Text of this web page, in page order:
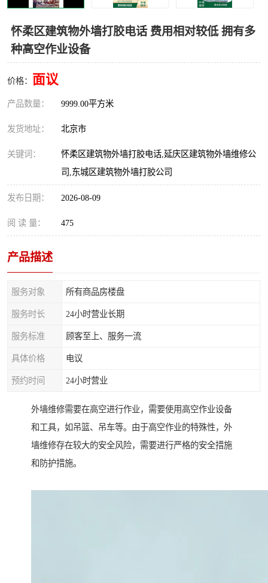
怀柔区建筑物外墙打胶电话 费用相对较低 拥有多
种高空作业设备
价格： 面议
产品数量： 9999.00平方米
发货地址： 北京市
关键词：
怀柔区建筑物外墙打胶电话,延庆区建筑物外墙维修公
司,东城区建筑物外墙打胶公司
发布日期： 2026-08-09
阅 读 量： 475
产品描述
服务对象 所有商品房楼盘
服务时长 24小时营业长期
服务标准 顾客至上、服务一流
具体价格 电议
预约时间 24小时营业
外墙维修需要在高空进行作业，需要使用高空作业设备
和工具，如吊篮、吊车等。由于高空作业的特殊性，外
墙维修存在较大的安全风险，需要进行严格的安全措施
和防护措施。